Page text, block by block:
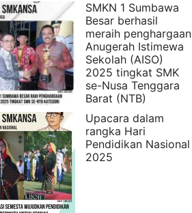
SMKN 1 Sumbawa
Besar berhasil
meraih penghargaan
Anugerah Istimewa
Sekolah (AISO)
2025 tingkat SMK
se-Nusa Tenggara
Barat (NTB)
Upacara dalam
rangka Hari
Pendidikan Nasional
2025